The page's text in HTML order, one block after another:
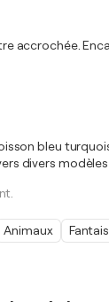
accrochée.
bleu
divers
Animaux